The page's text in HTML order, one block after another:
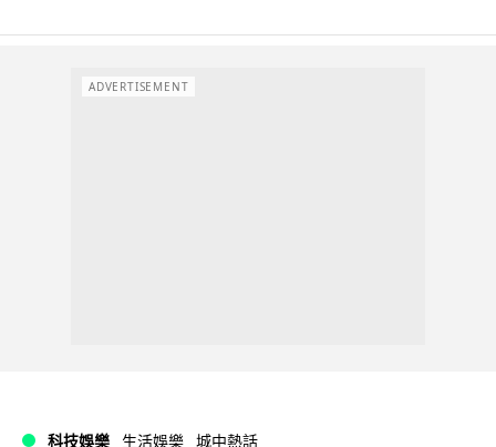
ADVERTISEMENT
科技娛樂 生活娛樂 城中熱話